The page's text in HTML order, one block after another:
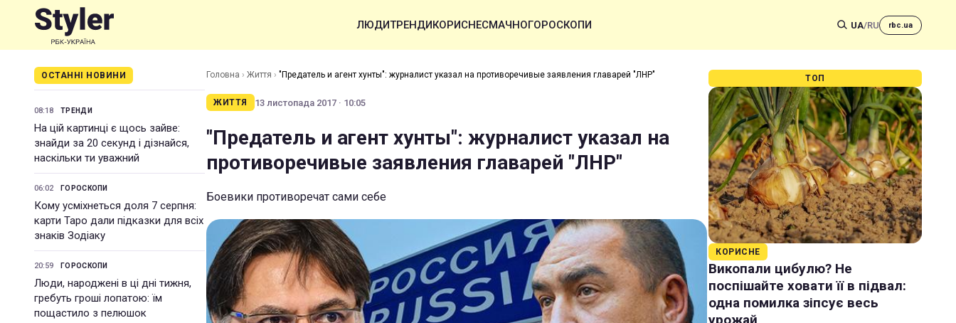
ЛЮДИТРЕНДИКОРИСНЕСМАЧНОГОРОСКОПИ UA/RU rbc.ua
ОСТАННІ НОВИНИ
08:18 ТРЕНДИ
На цій картинці є щось зайве:
знайди за 20 секунд і дізнайся,
наскільки ти уважний
06:02 ГОРОСКОПИ
Кому усміхнеться доля 7 серпня:
карти Таро дали підказки для всіх
знаків Зодіаку
20:59 ГОРОСКОПИ
Люди, народжені в ці дні тижня,
гребуть гроші лопатою: їм
пощастило з пелюшок
Головна › Життя › "Предатель и агент хунты": журналист указал на противоречивые заявления главарей "ЛНР"
ЖИТТЯ 13 листопада 2017 · 10:05
"Предатель и агент хунты": журналист указал на
противоречивые заявления главарей "ЛНР"
Боевики противоречат сами себе
ТОП
КОРИСНЕ
Викопали цибулю? Не
поспішайте ховати її в підвал:
одна помилка зіпсує весь